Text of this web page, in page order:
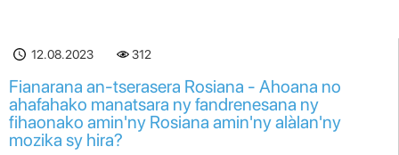
12.08.2023 312
Fianarana an-tserasera Rosiana - Ahoana no
ahafahako manatsara ny fandrenesana ny
fihaonako amin'ny Rosiana amin'ny alàlan'ny
mozika sy hira?